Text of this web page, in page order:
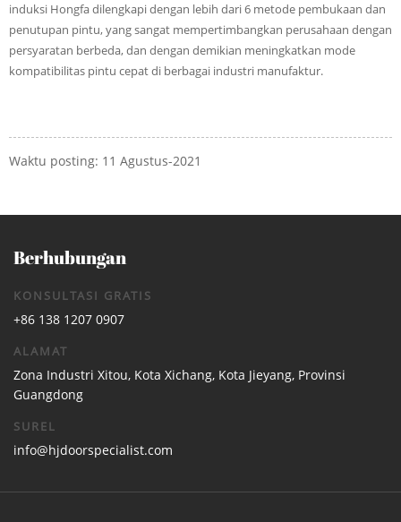
induksi Hongfa dilengkapi dengan lebih dari 6 metode pembukaan dan
penutupan pintu, yang sangat mempertimbangkan perusahaan dengan
persyaratan berbeda, dan dengan demikian meningkatkan mode
kompatibilitas pintu cepat di berbagai industri manufaktur.
Waktu posting: 11 Agustus-2021
Berhubungan
KONSULTASI GRATIS
+86 138 1207 0907
ALAMAT
Zona Industri Xitou, Kota Xichang, Kota Jieyang, Provinsi
Guangdong
SUREL
info@hjdoorspecialist.com